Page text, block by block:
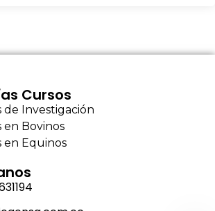
Cursos
de Investigación
en Bovinos
en Equinos